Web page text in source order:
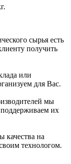
сырья есть
получить
или
для Вас.
мы
их
качества на
технологом.